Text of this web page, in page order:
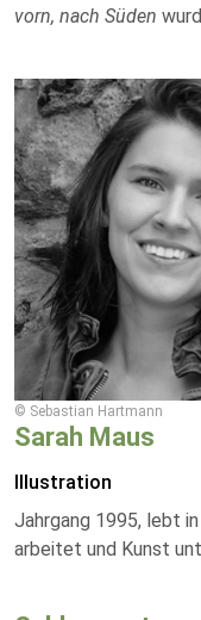
vorn, nach Süden
© Sebastian Hartmann
Sarah Maus
Illustration
Jahrgang 1995, lebt
arbeitet und Kunst